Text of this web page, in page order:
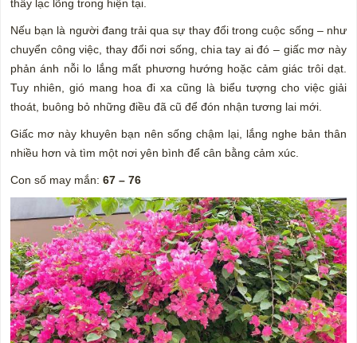
thấy lạc lõng trong hiện tại.
Nếu bạn là người đang trải qua sự thay đổi trong cuộc sống – như
chuyển công việc, thay đổi nơi sống, chia tay ai đó – giấc mơ này
phản ánh nỗi lo lắng mất phương hướng hoặc cảm giác trôi dạt.
Tuy nhiên, gió mang hoa đi xa cũng là biểu tượng cho việc giải
thoát, buông bỏ những điều đã cũ để đón nhận tương lai mới.
Giấc mơ này khuyên bạn nên sống chậm lại, lắng nghe bản thân
nhiều hơn và tìm một nơi yên bình để cân bằng cảm xúc.
Con số may mắn: 67 – 76